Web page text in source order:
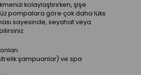
kolaylaştırırken, şişe
pompalara göre çok daha lüks
sayesinde, seyahat veya
şampuanlar) ve spa